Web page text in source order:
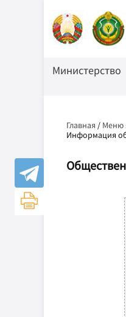
Министерство
Главная / Меню
Информация